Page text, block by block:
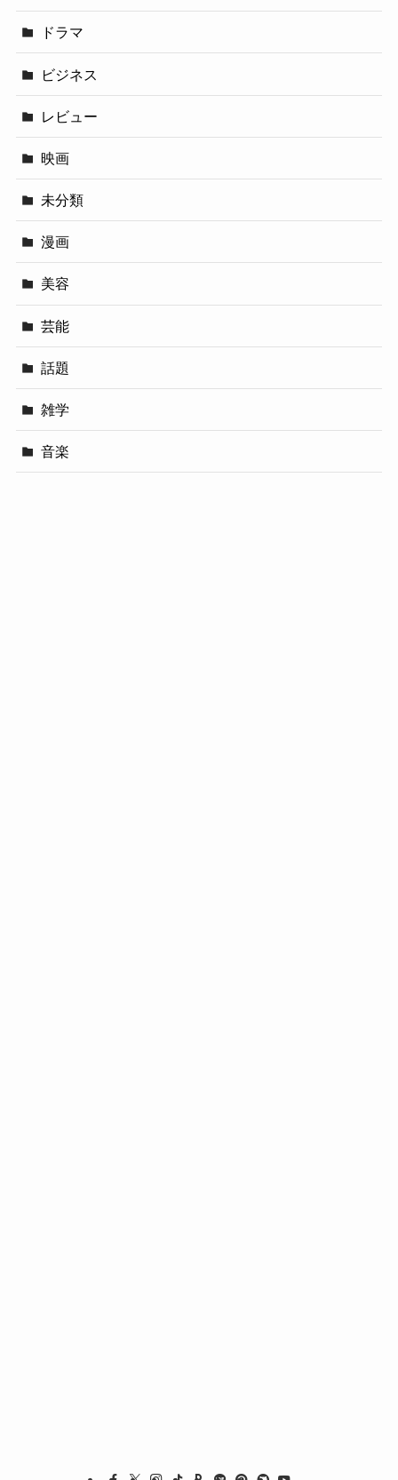
ドラマ
ビジネス
レビュー
映画
未分類
漫画
美容
芸能
話題
雑学
音楽